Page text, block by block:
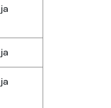
ja
ja
ja